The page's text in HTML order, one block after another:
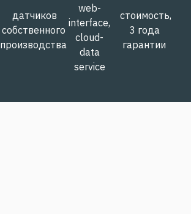
датчиков
собственного
производства
web-
interface,
cloud-
data
service
стоимость,
3 года
гарантии